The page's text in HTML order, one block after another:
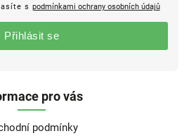
pro vás
podmínky
s podmínkami ochrany osobních údajů
Přihlásit se